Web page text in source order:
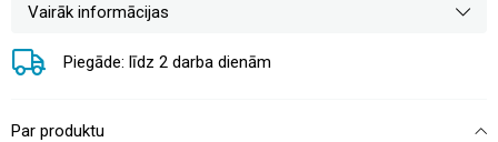
Vairāk informācijas
Piegāde: līdz 2 darba dienām
Par produktu